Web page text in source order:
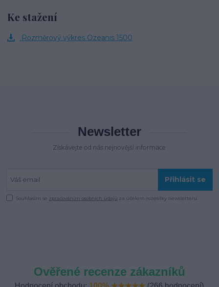
Ke stažení
Rozměrový výkres Ozeanis 1500
Newsletter
Získávejte od nás nejnovější informace
Přihlásit se
Souhlasím se zpracováním osobních údajů za účelem rozesílky newsletteru.
Ověřené recenze zákazníků